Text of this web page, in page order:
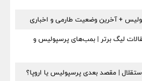
+ آخرین وضعیت طارمی و اخباری
لیگ برتر | بمب‌های پرسپولیس و
| مقصد بعدی پرسپولیس یا اروپا؟